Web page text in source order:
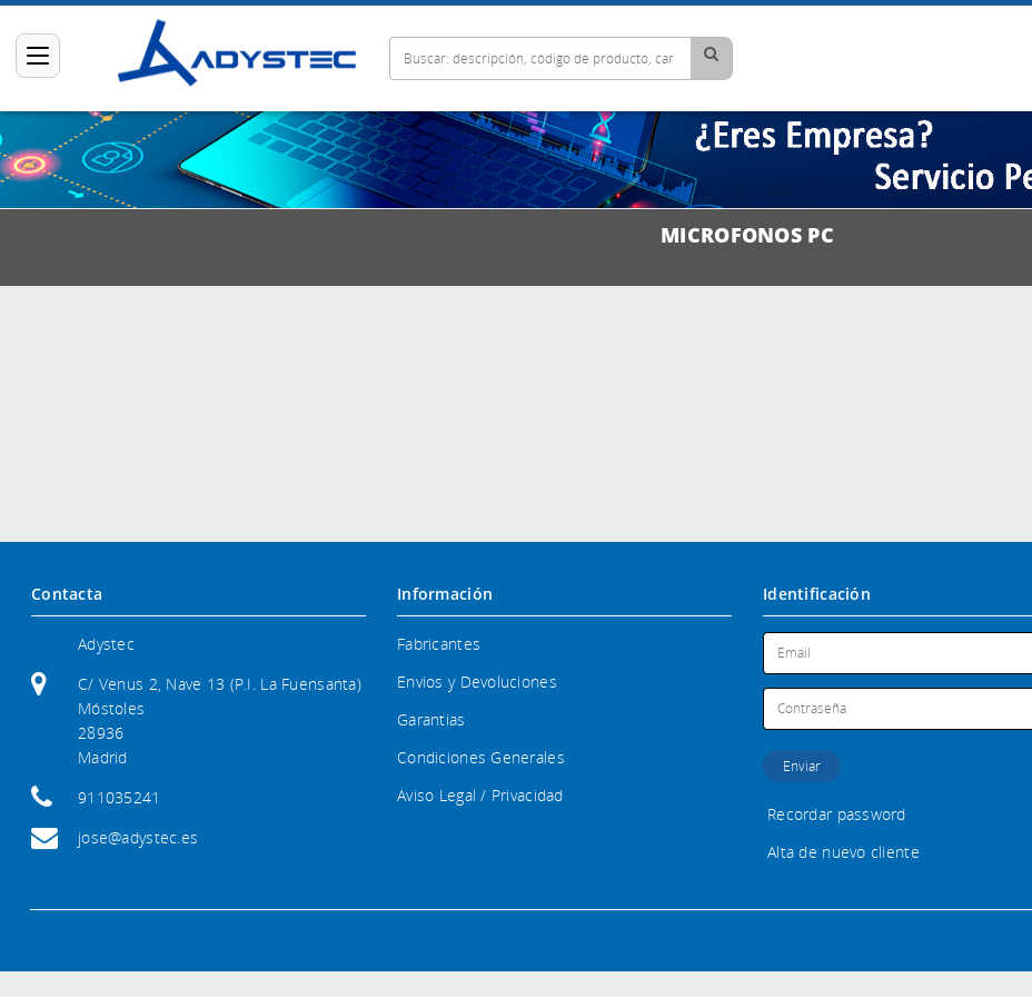
MICROFONOS PC
Contacta
Adystec
C/ Venus 2, Nave 13 (P.I. La Fuensanta)
Móstoles
28936
Madrid
911035241
jose@adystec.es
Información
Fabricantes
Envios y Devoluciones
Garantias
Condiciones Generales
Aviso Legal / Privacidad
Identificación
Recordar password
Alta de nuevo cliente